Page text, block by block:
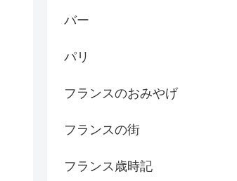
バー
パリ
フランスのおみやげ
フランスの街
フランス歳時記